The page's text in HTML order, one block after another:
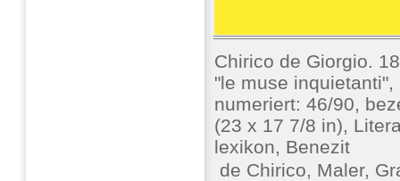
Chirico de Giorgio.
"le muse
numeriert: 46/90,
(23 x 17 7/8 in),
lexikon, Benezit
de Chirico, Maler,